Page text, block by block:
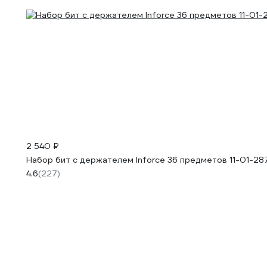
2 540 ₽
Набор бит с держателем Inforce 36 предметов 11-01-
4.6(227)